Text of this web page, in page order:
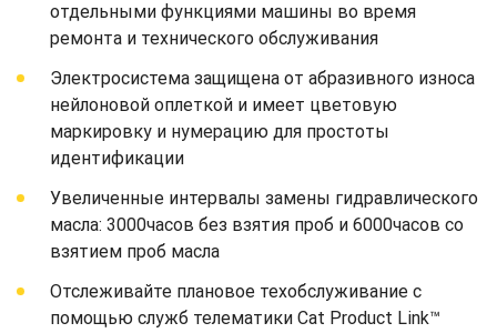
отдельными функциями машины во время
ремонта и технического обслуживания
Электросистема защищена от абразивного износа
нейлоновой оплеткой и имеет цветовую
маркировку и нумерацию для простоты
идентификации
Увеличенные интервалы замены гидравлического
масла: 3000часов без взятия проб и 6000часов со
взятием проб масла
Отслеживайте плановое техобслуживание с
помощью служб телематики Cat Product Link™